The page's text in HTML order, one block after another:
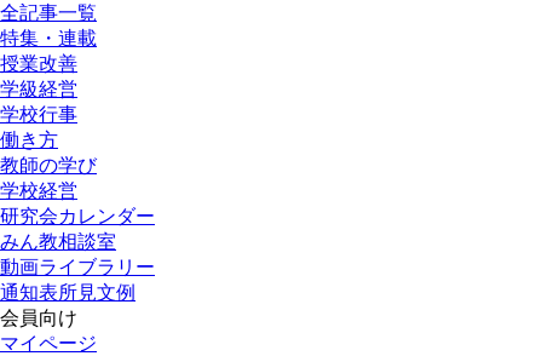
全記事一覧
特集・連載
授業改善
学級経営
学校行事
働き方
教師の学び
学校経営
研究会カレンダー
みん教相談室
動画ライブラリー
通知表所見文例
会員向け
マイページ